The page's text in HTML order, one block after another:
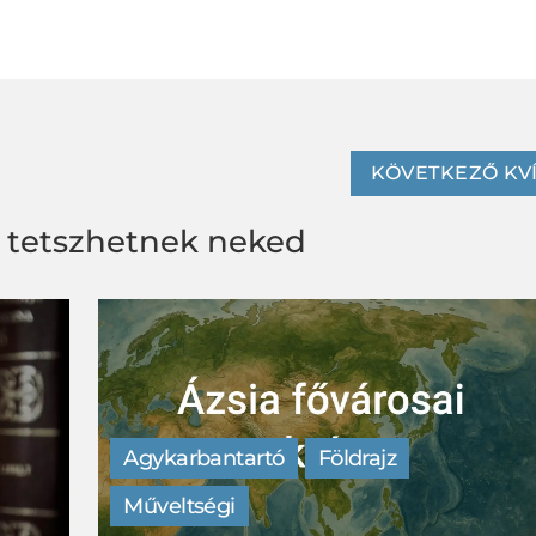
KÖVETKEZŐ
tetszhetnek neked
Agykarbantartó
Földrajz
Műveltségi